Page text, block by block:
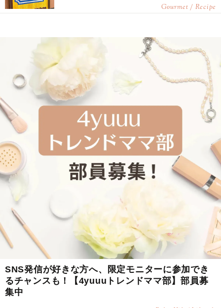
Gourmet / Recipe
SNS発信が好きな方へ、限定モニターに参加でき
るチャンスも！【4yuuuトレンドママ部】部員募
集中